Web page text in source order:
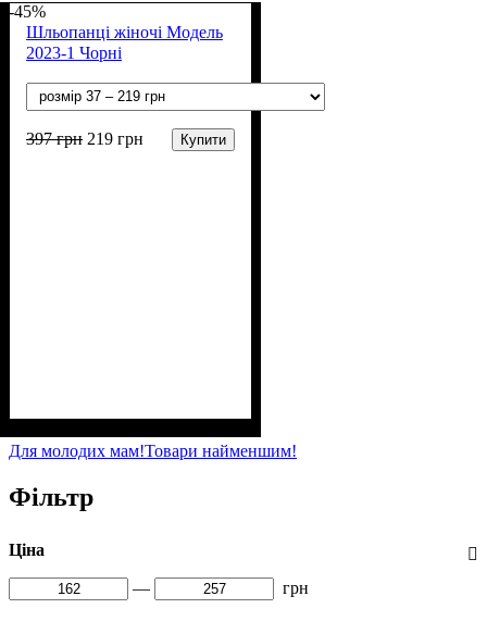
-45%
Шльопанці жіночі Модель
2023-1 Чорні
397грн 219 грн Купити
Для молодих мам!Товари найменшим!
Фільтр
Ціна
— грн